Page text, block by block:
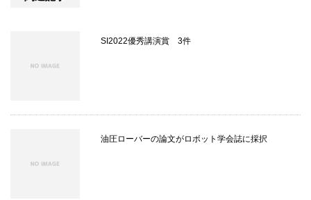
SI2022優秀講演賞 3件
油圧ローバーの論文がロボット学会誌に採択